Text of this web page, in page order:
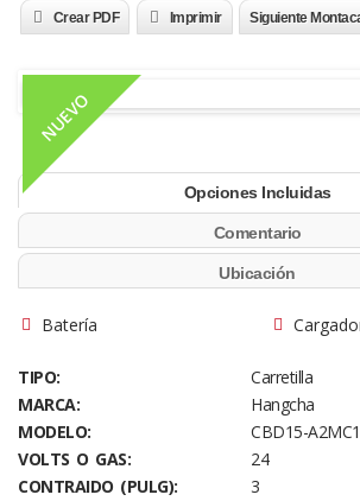
Crear PDF Imprimir Siguiente
NUEVO
Opciones Incluidas
Comentario
Ubicación
Batería
TIPO:
Carretilla
MARCA:
Hangcha
MODELO:
CBD15-A2MC1
VOLTS O GAS:
24
CONTRAIDO (PULG):
3